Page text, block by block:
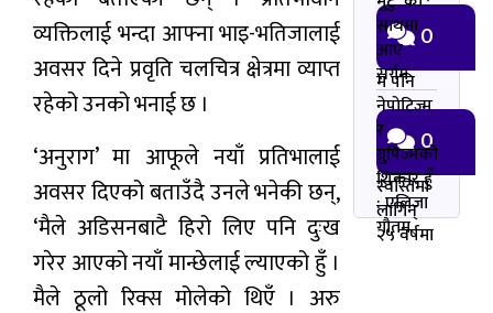
व्यक्तिलाई भन्दा आफ्ना भाइ-भतिजालाई
अवसर दिने प्रवृति चलचित्र क्षेत्रमा व्याप्त
रहेको उनको भनाई छ ।
‘अनुराग’ मा आफूले नयाँ प्रतिभालाई
अवसर दिएको बताउँदै उनले भनेकी छन्,
‘मैले अडिसनबाटै हिरो लिए पनि दुःख
गरेर आएको नयाँ मान्छेलाई ल्याएको हुँ ।
मैले ठूलो रिक्स मोलेको थिएँ । अरु
साथमा
आए
सर्गम
0
म पनि
नेपोटिज्म
र
ग्रुपिज्मको
शिकार हुँ
: एलिजा
गौतम
0
स्वस्तिमा
लागिन्
२५ वर्षमा